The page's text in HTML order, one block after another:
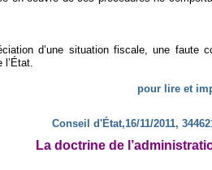
d’une situation fiscale, une faute
l’État.
pour lire et
Conseil d'État,16/11/2011,
La doctrine de